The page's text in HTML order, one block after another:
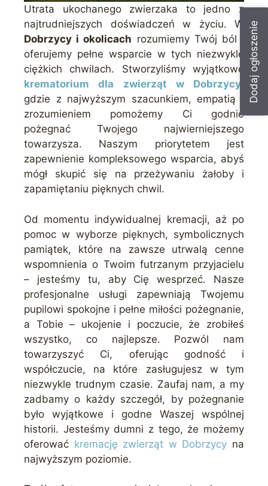
Dodaj ogłoszenie
Utrata ukochanego zwierzaka to jedno z
najtrudniejszych doświadczeń w życiu. W
Dobrzycy i okolicach rozumiemy Twój ból i
oferujemy pełne wsparcie w tych niezwykle
ciężkich chwilach. Stworzyliśmy wyjątkowe
krematorium dla zwierząt w Dobrzycy
gdzie z najwyższym szacunkiem, empatią i
zrozumieniem pomożemy Ci godnie
pożegnać Twojego najwierniejszego
towarzysza. Naszym priorytetem jest
zapewnienie kompleksowego wsparcia, abyś
mógł skupić się na przeżywaniu żałoby i
zapamiętaniu pięknych chwil.
Od momentu indywidualnej kremacji, aż po
pomoc w wyborze pięknych, symbolicznych
pamiątek, które na zawsze utrwalą cenne
wspomnienia o Twoim futrzanym przyjacielu
– jesteśmy tu, aby Cię wesprzeć. Nasze
profesjonalne usługi zapewniają Twojemu
pupilowi spokojne i pełne miłości pożegnanie,
a Tobie – ukojenie i poczucie, że zrobiłeś
wszystko, co najlepsze. Pozwól nam
towarzyszyć Ci, oferując godność i
współczucie, na które zasługujesz w tym
niezwykle trudnym czasie. Zaufaj nam, a my
zadbamy o każdy szczegół, by pożegnanie
było wyjątkowe i godne Waszej wspólnej
historii. Jesteśmy dumni z tego, że możemy
oferować kremację zwierząt w Dobrzycy na
najwyższym poziomie.